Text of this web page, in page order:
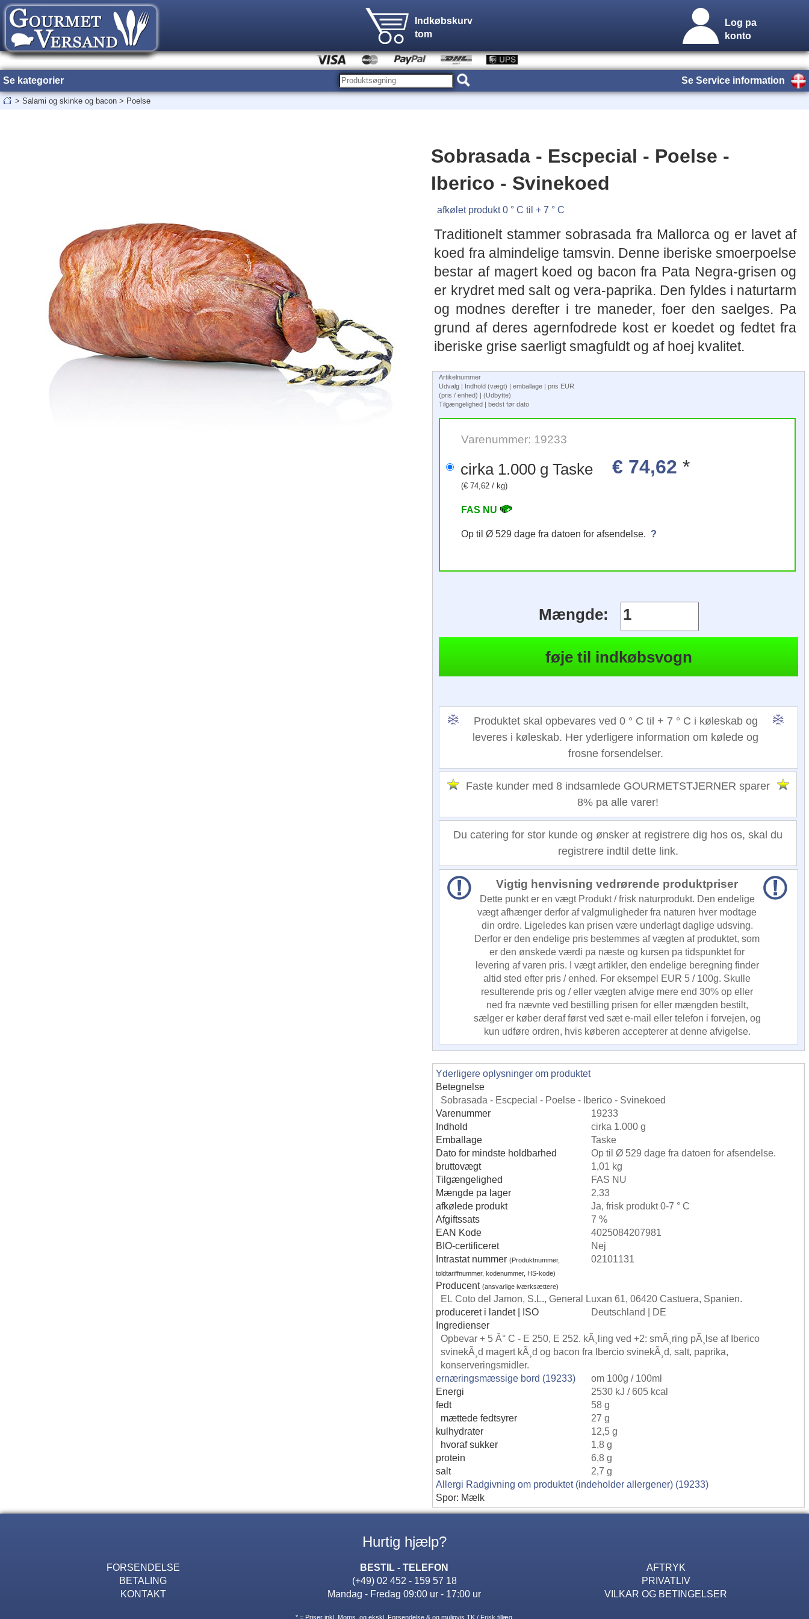
Indkøbskurv
tom
Log pa
konto
Se kategorier Se Service information
> Salami og skinke og bacon > Poelse
Sobrasada - Escpecial - Poelse -
Iberico - Svinekoed
afkølet produkt 0 ° C til + 7 ° C
Traditionelt stammer sobrasada fra Mallorca og er lavet af
koed fra almindelige tamsvin. Denne iberiske smoerpoelse
bestar af magert koed og bacon fra Pata Negra-grisen og
er krydret med salt og vera-paprika. Den fyldes i naturtarm
og modnes derefter i tre maneder, foer den saelges. Pa
grund af deres agernfodrede kost er koedet og fedtet fra
iberiske grise saerligt smagfuldt og af hoej kvalitet.
Artikelnummer
Udvalg | Indhold (vægt) | emballage | pris EUR
(pris / enhed) | (Udbytte)
Tilgængelighed | bedst før dato
Varenummer: 19233
cirka 1.000 g Taske € 74,62 *
(€ 74,62 / kg)
FAS NU
Op til Ø 529 dage fra datoen for afsendelse. ?
Mængde:
Produktet skal opbevares ved 0 ° C til + 7 ° C i køleskab og
leveres i køleskab. Her yderligere information om kølede og
frosne forsendelser.
Faste kunder med 8 indsamlede GOURMETSTJERNER sparer
8% pa alle varer!
Du catering for stor kunde og ønsker at registrere dig hos os, skal du
registrere indtil dette link.
Vigtig henvisning vedrørende produktpriser
Dette punkt er en vægt Produkt / frisk naturprodukt. Den endelige
vægt afhænger derfor af valgmuligheder fra naturen hver modtage
din ordre. Ligeledes kan prisen være underlagt daglige udsving.
Derfor er den endelige pris bestemmes af vægten af produktet, som
er den ønskede værdi pa næste og kursen pa tidspunktet for
levering af varen pris. I vægt artikler, den endelige beregning finder
altid sted efter pris / enhed. For eksempel EUR 5 / 100g. Skulle
resulterende pris og / eller vægten afvige mere end 30% op eller
ned fra nævnte ved bestilling prisen for eller mængden bestilt,
sælger er køber deraf først ved sæt e-mail eller telefon i forvejen, og
kun udføre ordren, hvis køberen accepterer at denne afvigelse.
Yderligere oplysninger om produktet
Betegnelse
Sobrasada - Escpecial - Poelse - Iberico - Svinekoed
Varenummer
19233
Indhold
cirka 1.000 g
Emballage
Taske
Dato for mindste holdbarhed
Op til Ø 529 dage fra datoen for afsendelse.
bruttovægt
1,01 kg
Tilgængelighed
FAS NU
Mængde pa lager
2,33
afkølede produkt
Ja, frisk produkt 0-7 ° C
Afgiftssats
7 %
EAN Kode
4025084207981
BIO-certificeret
Nej
Intrastat nummer(Produktnummer,
toldtariffnummer, kodenummer, HS-kode)
02101131
Producent(ansvarlige iværksættere)
EL Coto del Jamon, S.L., General Luxan 61, 06420 Castuera, Spanien.
produceret i landet | ISO
Deutschland | DE
Ingredienser
Opbevar + 5 Â° C - E 250, E 252. kÃ¸ling ved +2: smÃ¸ring pÃ¸lse af Iberico
svinekÃ¸d magert kÃ¸d og bacon fra Ibercio svinekÃ¸d, salt, paprika,
konserveringsmidler.
ernæringsmæssige bord (19233)
om 100g / 100ml
Energi
2530 kJ / 605 kcal
fedt
58 g
mættede fedtsyrer
27 g
kulhydrater
12,5 g
hvoraf sukker
1,8 g
protein
6,8 g
salt
2,7 g
Allergi Radgivning om produktet (indeholder allergener) (19233)
Spor: Mælk
Hurtig hjælp?
FORSENDELSE
BETALING
KONTAKT
BESTIL - TELEFON
(+49) 02 452 - 159 57 18
Mandag - Fredag 09:00 ur - 17:00 ur
AFTRYK
PRIVATLIV
VILKAR OG BETINGELSER
* = Priser inkl. Moms. og ekskl. Forsendelse & og muligvis TK / Frisk tillæg.